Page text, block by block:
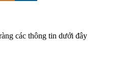
các thông tin dưới đây